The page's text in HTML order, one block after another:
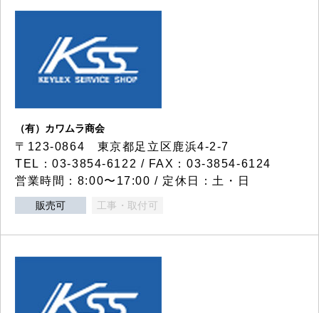
（有）カワムラ商会
〒123-0864 東京都足立区鹿浜4-2-7
TEL：03-3854-6122 / FAX：03-3854-6124
営業時間：8:00〜17:00 / 定休日：土・日
販売可 工事・取付可